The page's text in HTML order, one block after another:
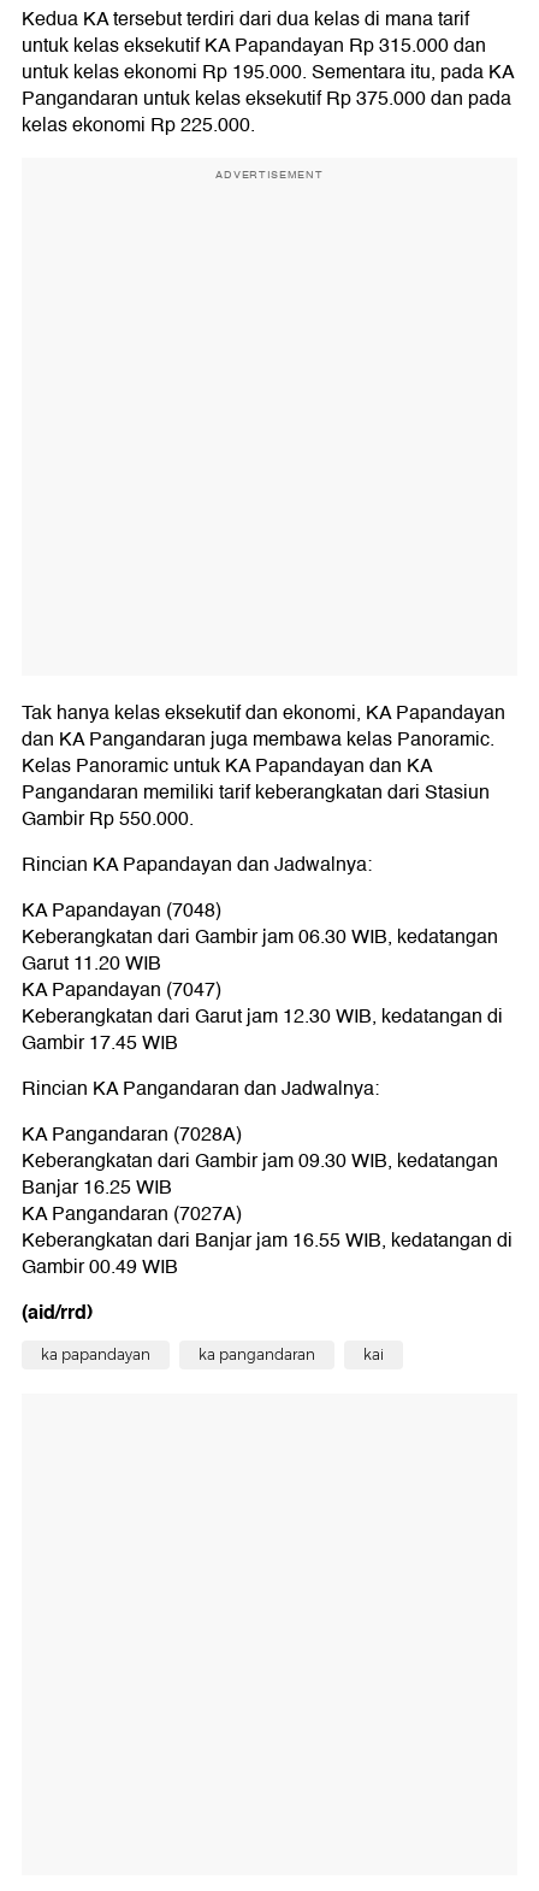
Kedua KA tersebut terdiri dari dua kelas di mana tarif
untuk kelas eksekutif KA Papandayan Rp 315.000 dan
untuk kelas ekonomi Rp 195.000. Sementara itu, pada KA
Pangandaran untuk kelas eksekutif Rp 375.000 dan pada
kelas ekonomi Rp 225.000.
ADVERTISEMENT
Tak hanya kelas eksekutif dan ekonomi, KA Papandayan
dan KA Pangandaran juga membawa kelas Panoramic.
Kelas Panoramic untuk KA Papandayan dan KA
Pangandaran memiliki tarif keberangkatan dari Stasiun
Gambir Rp 550.000.
Rincian KA Papandayan dan Jadwalnya:
KA Papandayan (7048)
Keberangkatan dari Gambir jam 06.30 WIB, kedatangan
Garut 11.20 WIB
KA Papandayan (7047)
Keberangkatan dari Garut jam 12.30 WIB, kedatangan di
Gambir 17.45 WIB
Rincian KA Pangandaran dan Jadwalnya:
KA Pangandaran (7028A)
Keberangkatan dari Gambir jam 09.30 WIB, kedatangan
Banjar 16.25 WIB
KA Pangandaran (7027A)
Keberangkatan dari Banjar jam 16.55 WIB, kedatangan di
Gambir 00.49 WIB
(aid/rrd)
ka papandayan ka pangandaran kai